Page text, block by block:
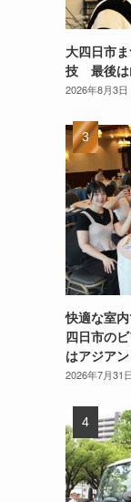
大四日市
技 最後は
2026年8月3日
快適な室
四日市の
はアジア
2026年7月31日